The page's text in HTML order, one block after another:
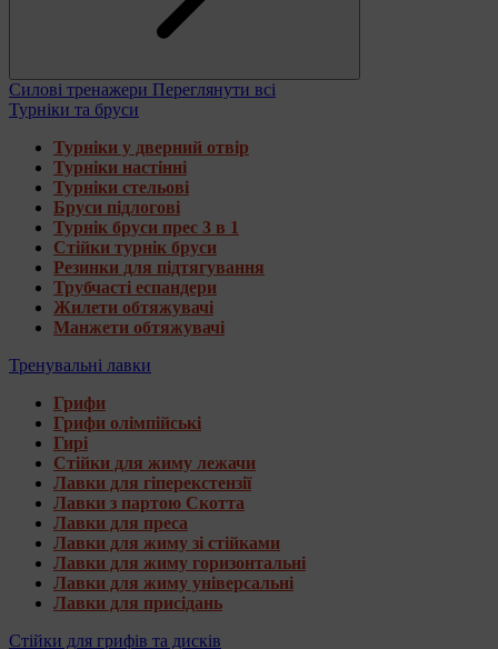
Силові тренажери Переглянути всі
Турніки та бруси
Турніки у дверний отвір
Турніки настінні
Турніки стельові
Бруси підлогові
Турнік бруси прес 3 в 1
Стійки турнік бруси
Резинки для підтягування
Трубчасті еспандери
Жилети обтяжувачі
Манжети обтяжувачі
Тренувальні лавки
Грифи
Грифи олімпійські
Гирі
Стійки для жиму лежачи
Лавки для гіперекстензії
Лавки з партою Скотта
Лавки для преса
Лавки для жиму зі стійками
Лавки для жиму горизонтальні
Лавки для жиму універсальні
Лавки для присідань
Стійки для грифів та дисків